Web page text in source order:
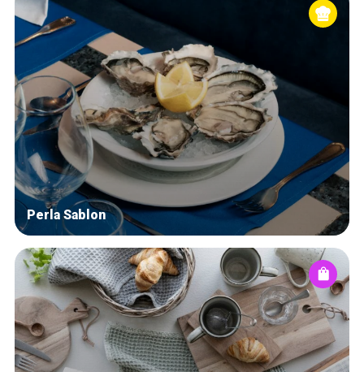
Home
De beste adressen
Blog
Perla Sablon